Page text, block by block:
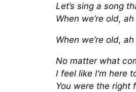
Let’s sing a song
When we’re old, ah
When we’re old, ah
No matter what
I feel like I’m here
You were the right